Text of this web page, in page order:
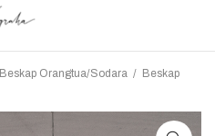
Beskap Orangtua/Sodara / Beskap